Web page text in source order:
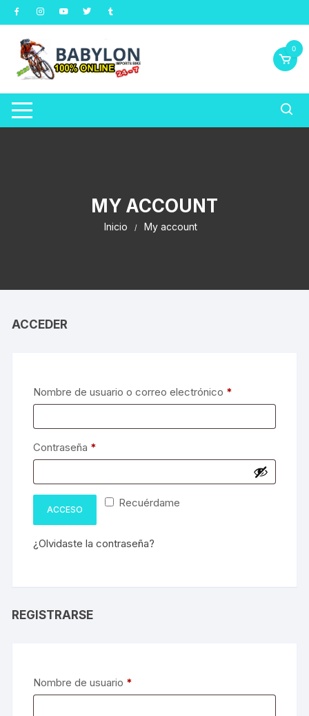
Saltar
al
contenido
0
MY ACCOUNT
Inicio My account
ACCEDER
Nombre de usuario o correo electrónico *
Contraseña *
Recuérdame
ACCESO
¿Olvidaste la contraseña?
REGISTRARSE
Nombre de usuario *